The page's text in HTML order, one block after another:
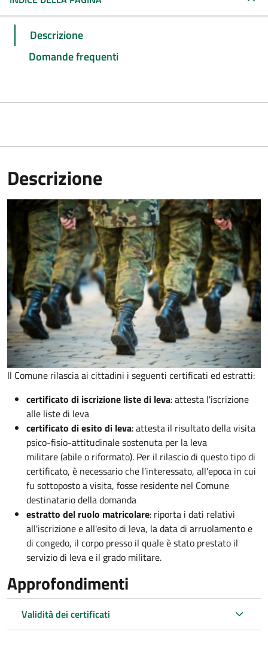
Descrizione
Domande frequenti
Descrizione
Il Comune rilascia ai cittadini i seguenti certificati ed estratti:
certificato di iscrizione liste di leva: attesta l'iscrizione
alle liste di leva
certificato di esito di leva: attesta il risultato della visita
psico-fisio-attitudinale sostenuta per la leva
militare (abile o riformato). Per il rilascio di questo tipo di
certificato, è necessario che l’interessato, all'epoca in cui
fu sottoposto a visita, fosse residente nel Comune
destinatario della domanda
estratto del ruolo matricolare: riporta i dati relativi
all'iscrizione e all'esito di leva, la data di arruolamento e
di congedo, il corpo presso il quale è stato prestato il
servizio di leva e il grado militare.
Approfondimenti
Validità dei certificati